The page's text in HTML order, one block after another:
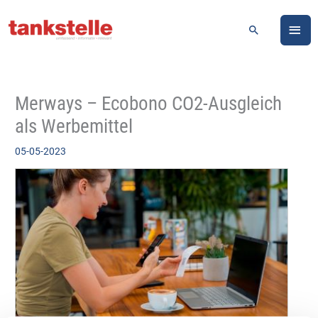
Inhalt
Suchen
Merways – Ecobono CO2-Ausgleich
als Werbemittel
05-05-2023